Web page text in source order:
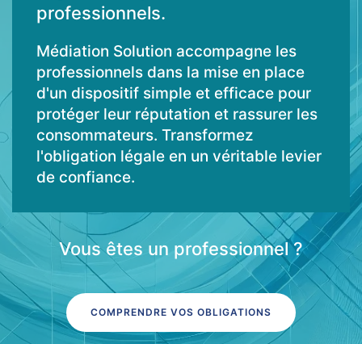
professionnels.
Médiation Solution accompagne les
professionnels dans la mise en place
d'un dispositif simple et efficace pour
protéger leur réputation et rassurer les
consommateurs. Transformez
l'obligation légale en un véritable levier
de confiance.
Vous êtes un professionnel ?
COMPRENDRE VOS OBLIGATIONS